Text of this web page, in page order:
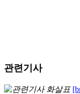
관련기사